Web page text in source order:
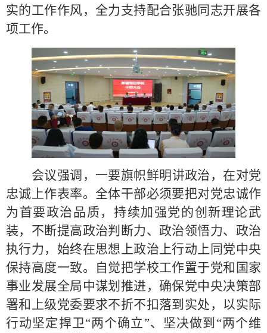
实的工作作风，全力支持配合张驰同志开展各
项工作。
会议强调，一要旗帜鲜明讲政治，在对党
忠诚上作表率。全体干部必须要把对党忠诚作
为首要政治品质，持续加强党的创新理论武
装，不断提高政治判断力、政治领悟力、政治
执行力，始终在思想上政治上行动上同党中央
保持高度一致。自觉把学校工作置于党和国家
事业发展全局中谋划推进，确保党中央决策部
署和上级党委要求不折不扣落到实处，以实际
行动坚定捍卫“两个确立”、坚决做到“两个维